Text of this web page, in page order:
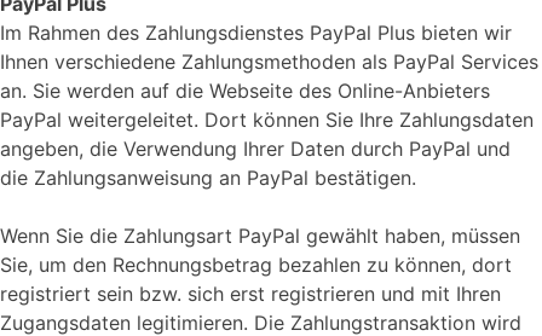
Im Rahmen des Zahlungsdienstes PayPal Plus bieten wir
Ihnen verschiedene Zahlungsmethoden als PayPal Services
an. Sie werden auf die Webseite des Online-Anbieters
PayPal weitergeleitet. Dort können Sie Ihre Zahlungsdaten
angeben, die Verwendung Ihrer Daten durch PayPal und
die Zahlungsanweisung an PayPal bestätigen.
Wenn Sie die Zahlungsart PayPal gewählt haben, müssen
Sie, um den Rechnungsbetrag bezahlen zu können, dort
registriert sein bzw. sich erst registrieren und mit Ihren
Zugangsdaten legitimieren. Die Zahlungstransaktion wird